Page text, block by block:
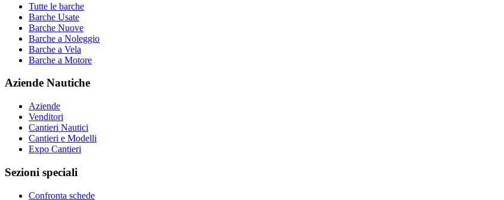
Tutte le barche
Barche Usate
Barche Nuove
Barche a Noleggio
Barche a Vela
Barche a Motore
Aziende Nautiche
Aziende
Venditori
Cantieri Nautici
Cantieri e Modelli
Expo Cantieri
Sezioni speciali
Confronta schede